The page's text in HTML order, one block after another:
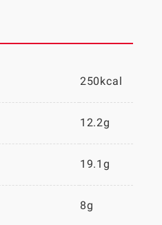
250kcal
12.2g
19.1g
8g